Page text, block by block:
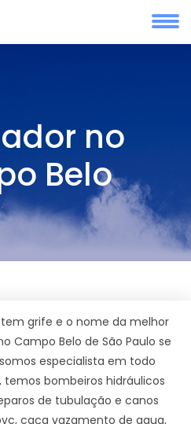
no
Belo
grife e o nome da melhor
Campo Belo de São Paulo se
especialista em todo
temos bombeiros hidráulicos
de tubulação e canos
caça vazamento de agua,